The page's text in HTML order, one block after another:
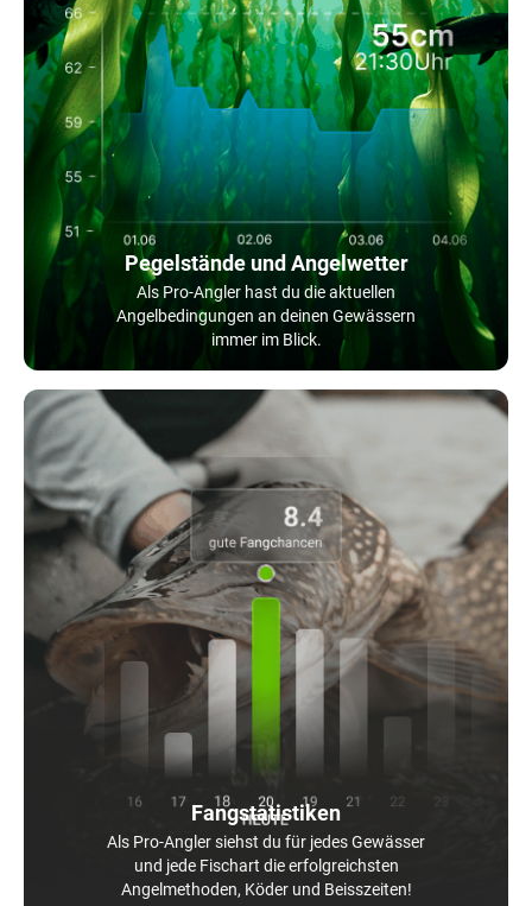
Pegelstände und Angelwetter
Als Pro-Angler hast du die aktuellen
Angelbedingungen an deinen Gewässern
immer im Blick.
Fangstatistiken
Als Pro-Angler siehst du für jedes Gewässer
und jede Fischart die erfolgreichsten
Angelmethoden, Köder und Beisszeiten!